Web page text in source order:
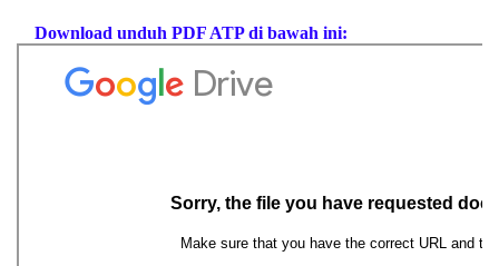
Download unduh PDF ATP di bawah ini: